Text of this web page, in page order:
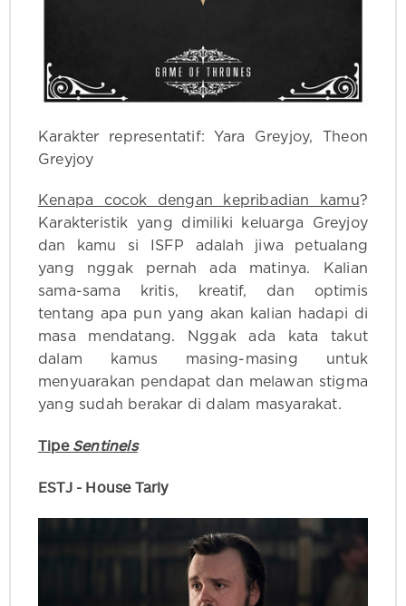
Karakter representatif: Yara Greyjoy, Theon
Greyjoy
Kenapa cocok dengan kepribadian kamu?
Karakteristik yang dimiliki keluarga Greyjoy
dan kamu si ISFP adalah jiwa petualang
yang nggak pernah ada matinya. Kalian
sama-sama kritis, kreatif, dan optimis
tentang apa pun yang akan kalian hadapi di
masa mendatang. Nggak ada kata takut
dalam kamus masing-masing untuk
menyuarakan pendapat dan melawan stigma
yang sudah berakar di dalam masyarakat.
Tipe Sentinels
ESTJ - House Tarly